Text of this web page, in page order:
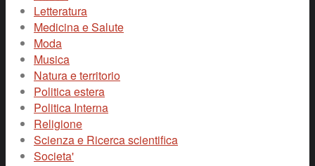
Letteratura
Medicina e Salute
Moda
Musica
Natura e territorio
Politica estera
Politica Interna
Religione
Scienza e Ricerca scientifica
Societa'